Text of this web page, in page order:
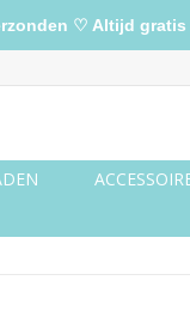
♡ Altijd gratis